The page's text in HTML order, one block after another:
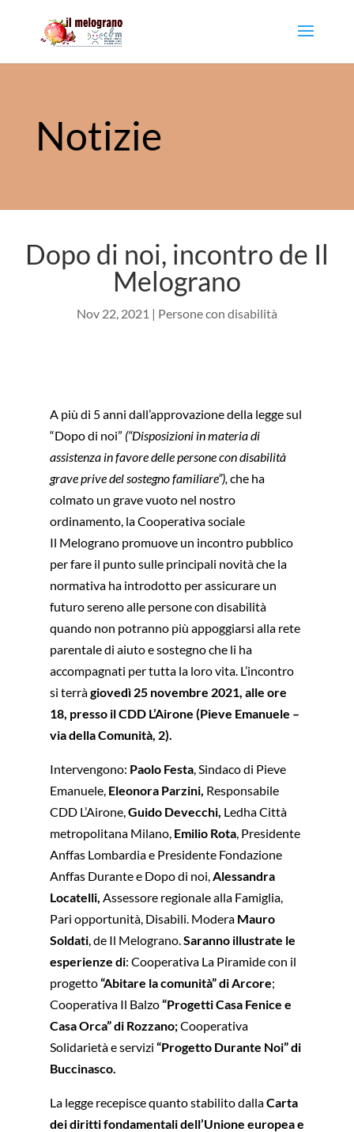
Notizie
Dopo di noi, incontro de Il
Melograno
Nov 22, 2021 | Persone con disabilità
A più di 5 anni dall’approvazione della legge sul
“Dopo di noi” (“Disposizioni in materia di
assistenza in favore delle persone con disabilità
grave prive del sostegno familiare”),che ha
colmato un grave vuoto nel nostro
ordinamento, la Cooperativa sociale
Il Melograno promuove un incontro pubblico
per fare il punto sulle principali novità che la
normativa ha introdotto per assicurare un
futuro sereno alle persone con disabilità
quando non potranno più appoggiarsi alla rete
parentale di aiuto e sostegno che li ha
accompagnati per tutta la loro vita. L’incontro
si terràgiovedì 25 novembre 2021, alle ore
18, presso il CDD L’Airone (Pieve Emanuele –
via della Comunità, 2).
Intervengono: Paolo Festa, Sindaco di Pieve
Emanuele, Eleonora Parzini, Responsabile
CDD L’Airone,Guido Devecchi, Ledha Città
metropolitana Milano, Emilio Rota, Presidente
Anffas Lombardia e Presidente Fondazione
Anffas Durante e Dopo di noi,Alessandra
Locatelli, Assessore regionale alla Famiglia,
Pari opportunità, Disabili. Modera Mauro
Soldati, de Il Melograno.Saranno illustrate le
esperienze di: Cooperativa La Piramide con il
progetto“Abitare la comunità” di Arcore;
Cooperativa Il Balzo“Progetti Casa Fenice e
Casa Orca” di Rozzano;Cooperativa
Solidarietà e servizi “Progetto Durante Noi” di
Buccinasco.
La legge recepisce quanto stabilito dallaCarta
dei diritti fondamentali dell’Unione europea e